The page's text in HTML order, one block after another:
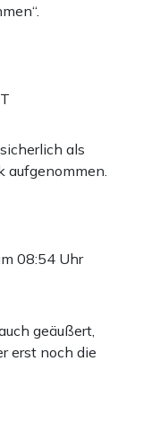
als
aufgenommen.
08:54 Uhr
geäußert,
erst noch die